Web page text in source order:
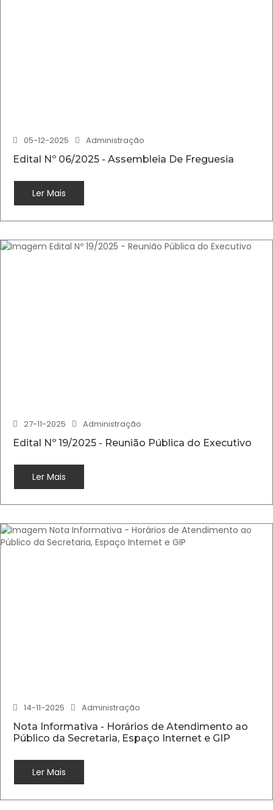
05-12-2025
Administração
Edital Nº 06/2025 - Assembleia De Freguesia
Ler Mais
27-11-2025
Administração
Edital Nº 19/2025 - Reunião Pública do Executivo
Ler Mais
14-11-2025
Administração
Nota Informativa - Horários de Atendimento ao
Público da Secretaria, Espaço Internet e GIP
Ler Mais